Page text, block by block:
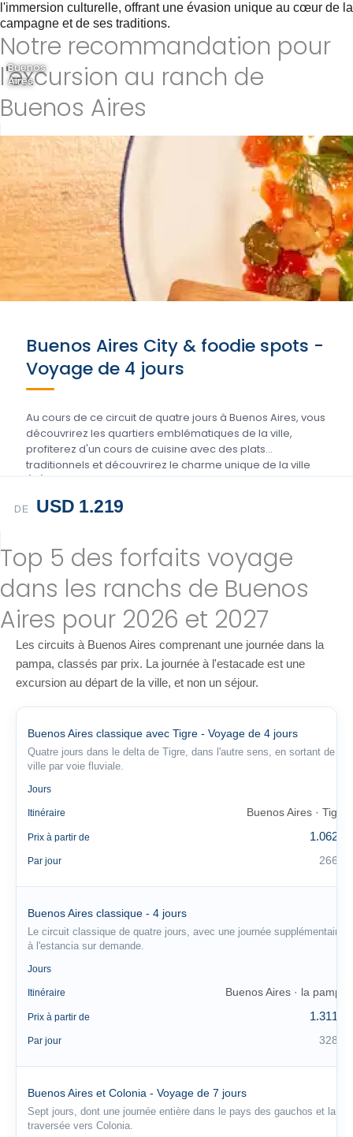
l'immersion culturelle, offrant une évasion unique au cœur de la
campagne et de ses traditions.
Notre recommandation pour
l'excursion au ranch de
Buenos Aires
Buenos
Aires
Buenos Aires City & foodie spots -
Voyage de 4 jours
Au cours de ce circuit de quatre jours à Buenos Aires, vous
découvrirez les quartiers emblématiques de la ville,
profiterez d'un cours de cuisine avec des plats
traditionnels et découvrirez le charme unique de la ville
(....).
DE USD 1.219
Top 5 des forfaits voyage
dans les ranchs de Buenos
Aires pour 2026 et 2027
Les circuits à Buenos Aires comprenant une journée dans la
pampa, classés par prix. La journée à l'estacade est une
excursion au départ de la ville, et non un séjour.
Buenos Aires classique avec Tigre - Voyage de 4 jours
Quatre jours dans le delta de Tigre, dans l'autre sens, en sortant de la
ville par voie fluviale.
Jours
Itinéraire Buenos Aires · Tigre
Prix à partir de 1.062 €
Par jour 266 €
Buenos Aires classique - 4 jours
Le circuit classique de quatre jours, avec une journée supplémentaire
à l'estancia sur demande.
Jours
Itinéraire Buenos Aires · la pampa
Prix à partir de 1.311 €
Par jour 328 €
Buenos Aires et Colonia - Voyage de 7 jours
Sept jours, dont une journée entière dans le pays des gauchos et la
traversée vers Colonia.